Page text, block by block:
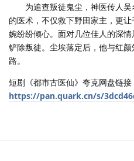
为追查叛徒鬼尘，神医传人吴
的医术，不仅救下野田家主，更
婉纷纷倾心。面对几位佳人的深
铲除叛徒。尘埃落定后，他与红
路。
短剧《都市古医仙》夸克网盘链接
https://pan.quark.cn/s/